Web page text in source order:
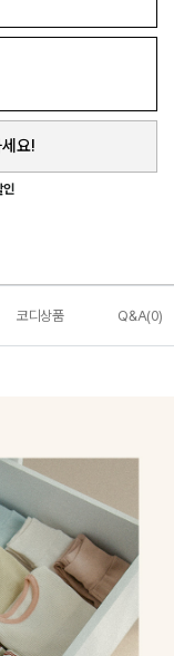
요!
인
코디상품 Q&A(0)